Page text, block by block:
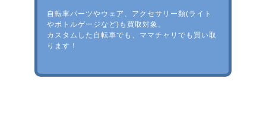
自転車パーツやウェア、アクセサリー類(ライト
やボトルゲージなど)も買取対象。
カスタムした自転車でも、ママチャリでも買い取
ります！